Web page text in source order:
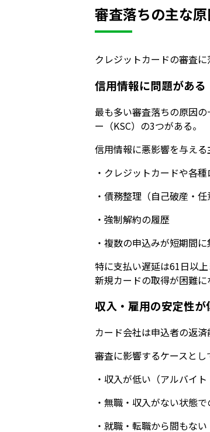
審査落ちの主な
クレジットカードの審査
信用情報に問題がある
最も多い審査落ちの原因
ー（KSC）の3つがある。
信用情報に悪影響を与える
・クレジットカードや各
・債務整理（自己破産・任
・強制解約の履歴
・複数の申込みが短期間
特に支払い遅延は61日以
新規カードの取得が困難に
収入・雇用の安定性が
カード会社は申込者の返
審査に影響するケースとし
・収入が低い（アルバイ
・無職・収入がない状態
・就職・転職から間もない